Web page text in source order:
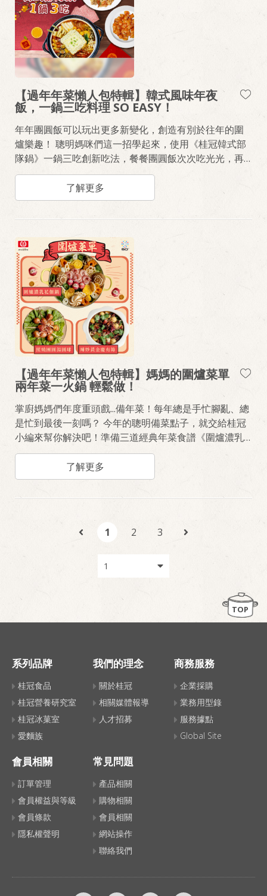
【過年年菜懶人包特輯】韓式風味年夜
飯，一鍋三吃料理 SO EASY！
年年團圓飯可以玩出更多新變化，創造有別於往年的圍
爐樂趣！ 聰明媽咪們這一招學起來，使用《桂冠韓式部
隊鍋》一鍋三吃創新吃法，餐餐團圓飯次次吃光光，再
也不煩惱剩下來的菜怎麼辦！ 作法很難嗎？一點都不！
筆記拿出來，上課學做菜囉～
了解更多
【過年年菜懶人包特輯】媽媽的圍爐菜單
兩年菜一火鍋 輕鬆做！
掌廚媽媽們年度重頭戲...備年菜！每年總是手忙腳亂、總
是忙到最後一刻嗎？ 今年的聰明備菜點子，就交給桂冠
小編來幫你解決吧！準備三道經典年菜食譜《圍爐濃乳
花佃鍋》、《照燒團圓湯圓球》、《辣炒黃金慶有餘》
吃得美味放心，料理省時不費心！
了解更多
1 2 3
TOP
系列品牌
桂冠食品
桂冠營養研究室
桂冠冰菓室
愛麵族
我們的理念
關於桂冠
相關媒體報導
人才招募
商務服務
企業採購
業務用型錄
服務據點
Global Site
會員相關
訂單管理
會員權益與等級
會員條款
隱私權聲明
常見問題
產品相關
購物相關
會員相關
網站操作
聯絡我們